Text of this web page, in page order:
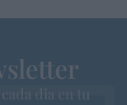
dia en tu